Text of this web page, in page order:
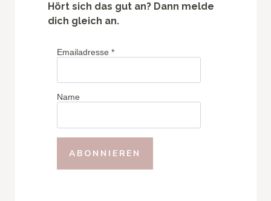
Hört sich das gut an? Dann melde
dich gleich an.
Emailadresse*
Name